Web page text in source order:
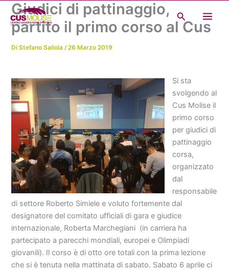
contenuto
Cerca
Giudici di pattinaggio,
partito il primo corso al Cus
DiStefano Saliola/26 Marzo 2019
Si sta
svolgendo al
Cus Molise il
primo corso
per giudici di
pattinaggio
corsa,
organizzato
dal
responsabile
di settore Roberto Simiele e voluto fortemente dal
designatore del comitato ufficiali di gara e giudice
internazionale, Roberta Marchegiani (in carriera ha
partecipato a parecchi mondiali, europei e Olimpiadi
giovanili). Il corso è di otto ore totali con la prima lezione
che si è tenuta nella mattinata di sabato. Sabato 6 aprile ci